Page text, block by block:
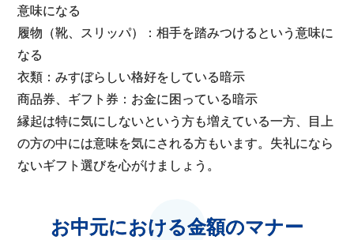
意味になる
履物（靴、スリッパ）：相手を踏みつけるという意味に
なる
衣類：みすぼらしい格好をしている暗示
商品券、ギフト券：お金に困っている暗示
縁起は特に気にしないという方も増えている一方、目上
の方の中には意味を気にされる方もいます。失礼になら
ないギフト選びを心がけましょう。
お中元における金額のマナー